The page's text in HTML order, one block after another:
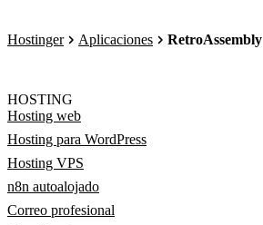
Hostinger Aplicaciones RetroAssembly
HOSTING
Hosting web
Hosting para WordPress
Hosting VPS
n8n autoalojado
Correo profesional